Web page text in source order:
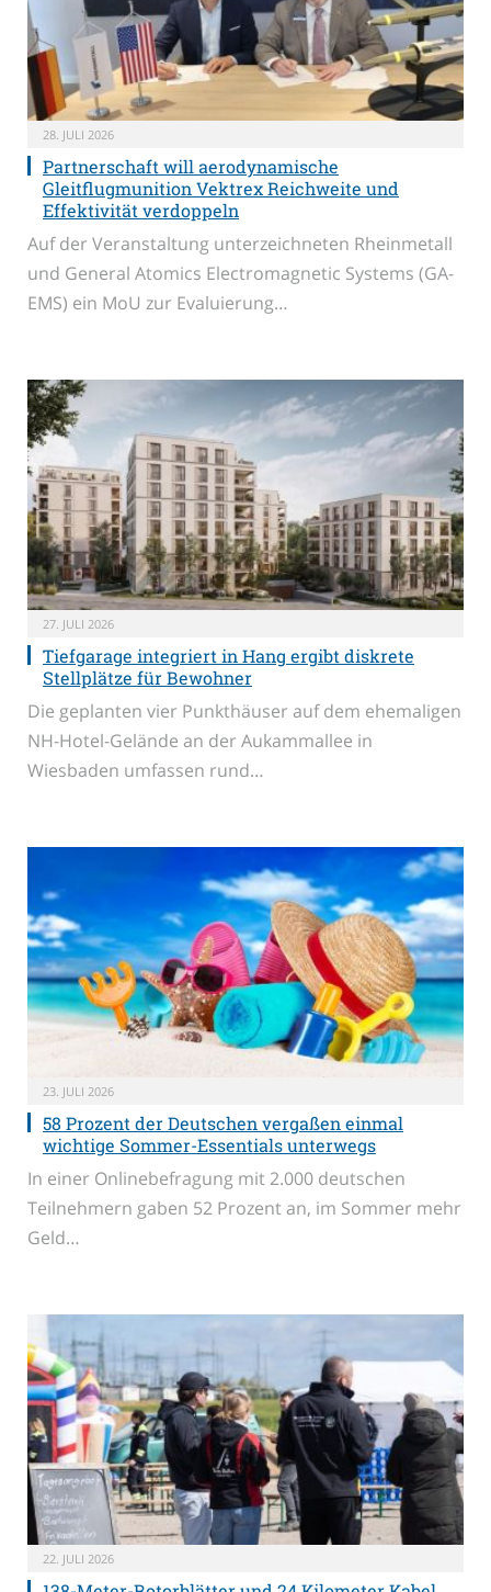
28. JULI 2026
Partnerschaft will aerodynamische
Gleitflugmunition Vektrex Reichweite und
Effektivität verdoppeln
Auf der Veranstaltung unterzeichneten Rheinmetall
und General Atomics Electromagnetic Systems (GA-
EMS) ein MoU zur Evaluierung…
27. JULI 2026
Tiefgarage integriert in Hang ergibt diskrete
Stellplätze für Bewohner
Die geplanten vier Punkthäuser auf dem ehemaligen
NH-Hotel-Gelände an der Aukammallee in
Wiesbaden umfassen rund…
23. JULI 2026
58 Prozent der Deutschen vergaßen einmal
wichtige Sommer-Essentials unterwegs
In einer Onlinebefragung mit 2.000 deutschen
Teilnehmern gaben 52 Prozent an, im Sommer mehr
Geld…
22. JULI 2026